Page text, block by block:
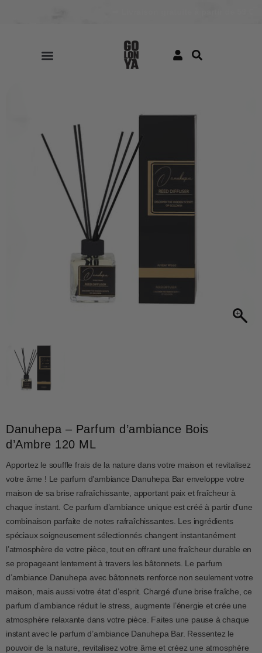
Danuhepa – Parfum d’ambiance Bois
d’Ambre 120 ML
Apportez le souffle frais de la nature dans votre maison et revitalisez
votre âme ! Le parfum d’ambiance Danuhepa Bar enveloppe votre
maison de sa brise rafraîchissante, apportant paix et fraîcheur à
chaque instant. Ce parfum d’ambiance unique est créé à partir d’une
combinaison parfaite de notes rafraîchissantes. Les ingrédients
spéciaux soigneusement sélectionnés changent instantanément
l’atmosphère de votre pièce, tout en offrant une fraîcheur durable en
se propageant lentement à travers les bâtonnets. Le parfum
d’ambiance Danuhepa avec bâtonnets renforce non seulement votre
maison, mais aussi votre état d’esprit. Chargé d’une brise fraîche, ce
parfum d’ambiance réduit le stress, augmente l’énergie et crée une
atmosphère relaxante dans votre pièce. Faites une pause à chaque
instant avec le parfum d’ambiance Danuhepa Bar. Ressentez le
pouvoir de la nature, revitalisez votre âme et créez une atmosphère